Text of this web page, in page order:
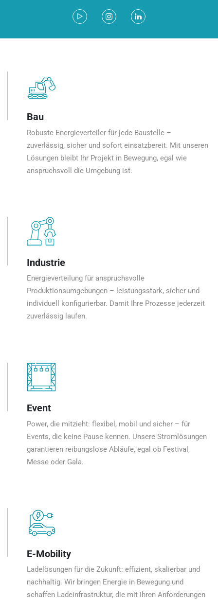
Bau
Robuste Energieverteiler für jede Baustelle –
zuverlässig, sicher und sofort einsatzbereit. Mit unseren
Lösungen bleibt Ihr Projekt in Bewegung, egal wie
anspruchsvoll die Umgebung ist.
Industrie
Energieverteilung für anspruchsvolle
Produktionsumgebungen – leistungsstark, sicher und
individuell konfigurierbar. Damit Ihre Prozesse jederzeit
zuverlässig laufen.
Event
Power, die mitzieht: flexibel, mobil und sicher – für
Events, die keine Pause kennen. Unsere Stromlösungen
garantieren reibungslose Abläufe, egal ob Festival,
Messe oder Gala.
E-Mobility
Ladelösungen für die Zukunft: effizient, skalierbar und
nachhaltig. Wir bringen Energie in Bewegung und
schaffen Ladeinfrastruktur, die mit Ihren Anforderungen